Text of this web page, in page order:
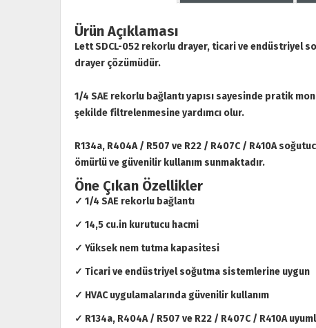
Ürün Açıklaması
Lett SDCL-052 rekorlu drayer, ticari ve endüstriyel
drayer çözümüdür.
1/4 SAE rekorlu bağlantı yapısı sayesinde pratik
şekilde filtrelenmesine yardımcı olur.
R134a, R404A / R507 ve R22 / R407C / R410A
ömürlü ve güvenilir kullanım sunmaktadır.
Öne Çıkan Özellikler
✓ 1/4 SAE rekorlu bağlantı
✓ 14,5 cu.in kurutucu hacmi
✓ Yüksek nem tutma kapasitesi
✓ Ticari ve endüstriyel soğutma sistemlerine uygun
✓ HVAC uygulamalarında güvenilir kullanım
✓ R134a, R404A / R507 ve R22 / R407C / R410A